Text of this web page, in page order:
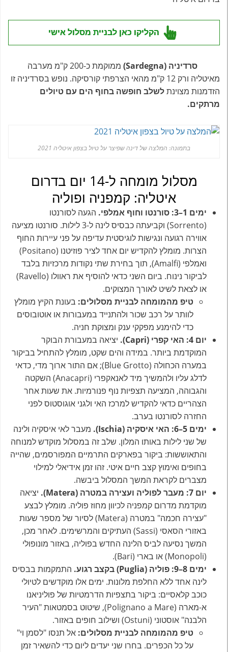
הקליקו כאן לבניית מסלול אישי
סרדיניה (Sardegna)
ממוקמת כ-200 ק"מ מערבה
מאיטליה ורק 12 ק"מ מהאי הצרפתי קורסיקה. נופש בסרדיניה זו
הזדמנות מצוינתלשלב חופשה בחוף הים עם טיולים
מרתקים.
בתמונה: המלצה של דינה שפיצר על טיול בצפון איטליה 2021
מסלול מומחה ל-14 יום בדרום
איטליה: קמפניה ופוליה
ימים 1–3: סורנטו וחוף אמלפי.
הגעה לסורנטו
(Sorrento) וקביעתה כבסיס לינה ל-3 לילות. סורנטו מציעה
אווירה רגועה ונגישות לוגיסטית עדיפה על פני עיירות החוף
הצרות. מומלץ להקדיש יום אחד לציר פוזיטנו (Positano)
ואמלפי (Amalfi), תוך בחירת שתי נקודות מרכזיות בלבד
לביקור נינוח. ביום השני כדאי להוסיף את ראוולו (Ravello)
או לצאת לשיט לאורך המצוקים.
טיפ מהמומחה לבניית מסלולים: בעונת הקיץ מומלץ
לוותר על רכב שכור ולהתנייד במעבורות או אוטובוסים
כדי להימנע מפקקי ענק ומצוקת חניה.
יום 4: האי קפרי (Capri).
יציאה במעבורת הבוקר
המוקדמת ביותר. במידה והים שקט, מומלץ להתחיל בביקור
במערה הכחולה (Blue Grotto); אם התור ארוך מדי, כדאי
לדלג עליו ולהמשיך מיד לאנאקפרי (Anacapri) השקטה
והגבוהה, המציעה תצפיות נוף פנורמיות. את שעות אחר
הצהריים כדאי להקדיש למרכז האי ולגני אוגוסטוס לפני
החזרה לסורנטו בערב.
ימים 5–6: האי איסקיה (Ischia).
מעבר לאי איסקיה ולינה
של שני לילות באותו המלון. שלב זה במסלול מוקדש למנוחה
והתאוששות: ביקור בפארקים התרמיים המפורסמים, שהייה
בחופים ואימוץ קצב חיים איטי. זהו זמן אידיאלי למילוי
מצברים לקראת המשך המסלול ביבשה.
יום 7: מעבר לפוליה ועצירה במטרה (Matera).
יציאה
מוקדמת מדרום קמפניה לכיוון מחוז פוליה. מומלץ לבצע
"עצירה חכמה" במטרה (Matera) לסיור של מספר שעות
באזורי הסאסי (Sassi) העתיקים והמרשימים. לאחר מכן,
המשך נסיעה לביס הלינה החדש בפוליה, באזור מונופולי
(Monopoli) או בארי (Bari).
ימים 8–9: פוליה (Puglia) בקצב רגוע.
התמקמות בבסיס
לינה אחד ללא החלפת מלונות. ימים אלו מוקדשים לטיולי
כוכב קלאסיים: ביקור בתצפיות הדרמטיות של פוליניאנו
א-מארה (Polignano a Mare), שיטוט בסמטאות "העיר
הלבנה" אוסטוני (Ostuni) ושילוב חופים באזור.
טיפ מהמומחה לבניית מסלולים: אל תנסו "לסמן וי"
על כל הכפרים. בחרו שני יעדים ליום כדי להשאיר זמן